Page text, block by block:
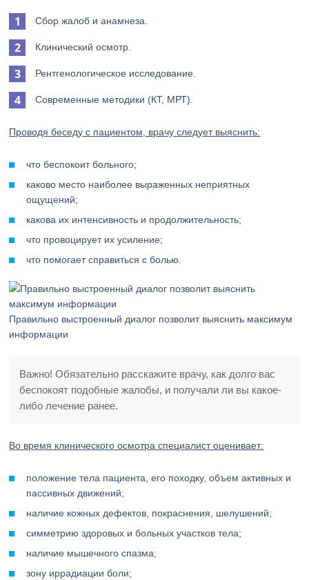
Сбор жалоб и анамнеза.
Клинический осмотр.
Рентгенологическое исследование.
Современные методики (КТ, МРТ).
Проводя беседу с пациентом, врачу следует выяснить:
что беспокоит больного;
каково место наиболее выраженных неприятных
ощущений;
какова их интенсивность и продолжительность;
что провоцирует их усиление;
что помогает справиться с болью.
Правильно выстроенный диалог позволит выяснить максимум
информации
Важно! Обязательно расскажите врачу, как долго вас
беспокоят подобные жалобы, и получали ли вы какое-
либо лечение ранее.
Во время клинического осмотра специалист оценивает:
положение тела пациента, его походку, объем активных и
пассивных движений;
наличие кожных дефектов, покраснения, шелушений;
симметрию здоровых и больных участков тела;
наличие мышечного спазма;
зону иррадиации боли;